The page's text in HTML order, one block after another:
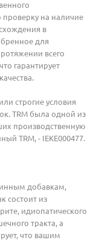
на наличие
в
для
всего
гарантирует
строгие условия
TRM была одной из
производственную
TRM, - IEKE000477.
добавкам,
состоит из
идиопатического
тракта, а
что вашим